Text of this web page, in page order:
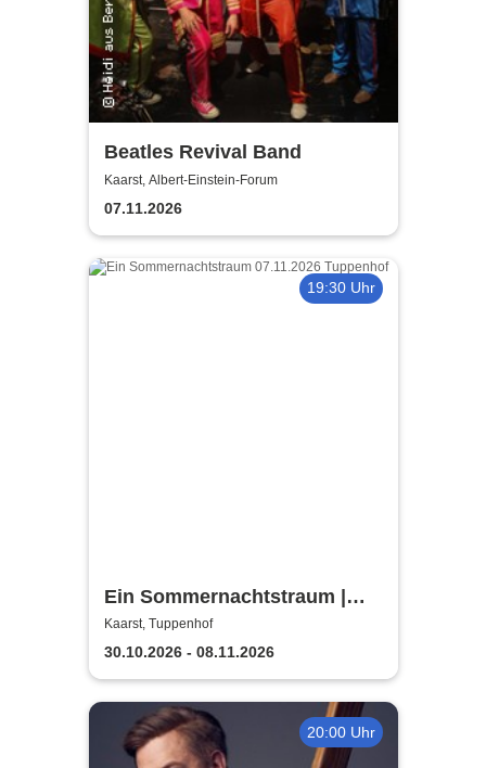
Beatles Revival Band
Kaarst, Albert-Einstein-Forum
07.11.2026
19:30 Uhr
Ein Sommernachtstraum |
Theaterverein Kaarst
Kaarst, Tuppenhof
30.10.2026 - 08.11.2026
20:00 Uhr